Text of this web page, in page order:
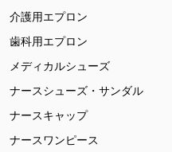
介護用エプロン
歯科用エプロン
メディカルシューズ
ナースシューズ・サンダル
ナースキャップ
ナースワンピース